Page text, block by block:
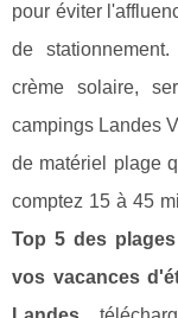
pour éviter
de
crème solaire,
campings Landes
de matériel plage
comptez 15 à 45
Top 5 des
vos vacances